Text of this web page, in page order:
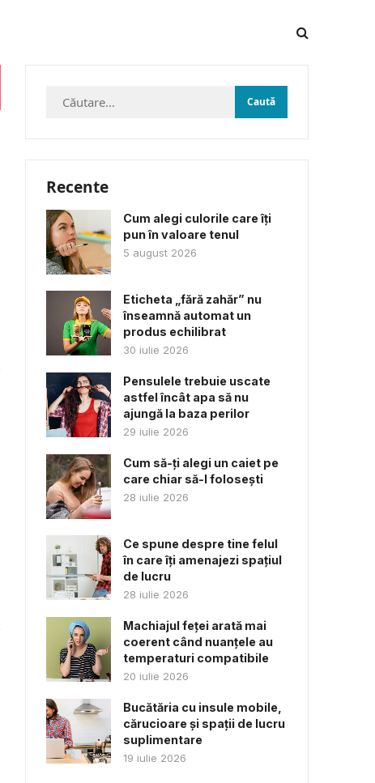
Caută
Recente
Cum alegi culorile care îți
pun în valoare tenul
5 august 2026
Eticheta „fără zahăr” nu
înseamnă automat un
produs echilibrat
30 iulie 2026
Pensulele trebuie uscate
astfel încât apa să nu
ajungă la baza perilor
29 iulie 2026
Cum să-ți alegi un caiet pe
care chiar să-l folosești
28 iulie 2026
Ce spune despre tine felul
în care îți amenajezi spațiul
de lucru
28 iulie 2026
Machiajul feței arată mai
coerent când nuanțele au
temperaturi compatibile
20 iulie 2026
Bucătăria cu insule mobile,
cărucioare și spații de lucru
suplimentare
19 iulie 2026